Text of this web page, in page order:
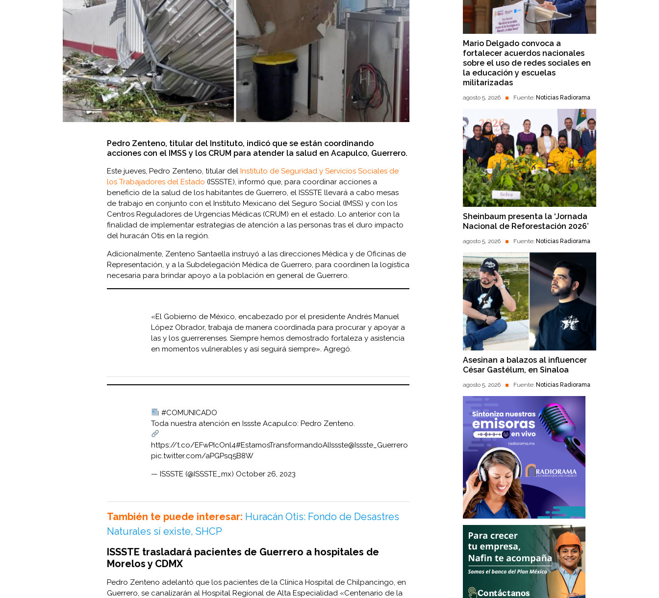
Pedro Zenteno, titular del Instituto, indicó que se están coordinando
acciones con el IMSS y los CRUM para atender la salud en Acapulco, Guerrero.
Este jueves, Pedro Zenteno, titular del Instituto de Seguridad y Servicios Sociales de
los Trabajadores del Estado (ISSSTE), informó que, para coordinar acciones a
beneficio de la salud de los habitantes de Guerrero, el ISSSTE llevará a cabo mesas
de trabajo en conjunto con el Instituto Mexicano del Seguro Social (IMSS) y con los
Centros Reguladores de Urgencias Médicas (CRUM) en el estado. Lo anterior con la
finalidad de implementar estrategias de atención a las personas tras el duro impacto
del huracán Otis en la región.
Adicionalmente, Zenteno Santaella instruyó a las direcciones Médica y de Oficinas de
Representación, y a la Subdelegación Médica de Guerrero, para coordinen la logística
necesaria para brindar apoyo a la población en general de Guerrero.
«El Gobierno de México, encabezado por el presidente Andrés Manuel
López Obrador, trabaja de manera coordinada para procurar y apoyar a
las y los guerrerenses. Siempre hemos demostrado fortaleza y asistencia
en momentos vulnerables y así seguirá siempre». Agregó.
#COMUNICADO
Toda nuestra atención en Issste Acapulco: Pedro Zenteno.
https://t.co/EFwPIcOnl4#EstamosTransformandoAlIssste@Issste_Guerrero
pic.twitter.com/aPGPsq5B8W
— ISSSTE (@ISSSTE_mx) October 26, 2023
También te puede interesar: Huracán Otis: Fondo de Desastres
Naturales sí existe, SHCP
ISSSTE trasladará pacientes de Guerrero a hospitales de
Morelos y CDMX
Pedro Zenteno adelantó que los pacientes de la Clínica Hospital de Chilpancingo, en
Guerrero, se canalizarán al Hospital Regional de Alta Especialidad «Centenario de la
Mario Delgado convoca a
fortalecer acuerdos nacionales
sobre el uso de redes sociales en
la educación y escuelas
militarizadas
agosto 5, 2026 Fuente: Noticias Radiorama
Sheinbaum presenta la ‘Jornada
Nacional de Reforestación 2026’
agosto 5, 2026 Fuente: Noticias Radiorama
Asesinan a balazos al influencer
César Gastélum, en Sinaloa
agosto 5, 2026 Fuente: Noticias Radiorama